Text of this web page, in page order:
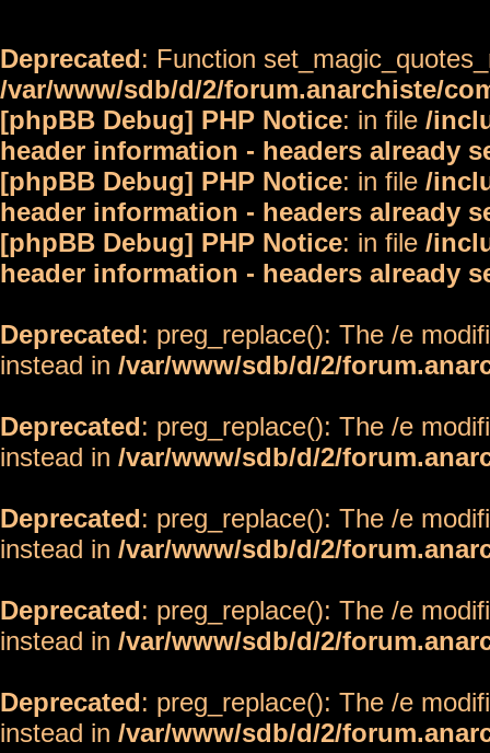
Deprecated: Function
/var/www/sdb/d/2/forum.anarchiste/
[phpBB Debug] PHP Notice: in file /
header information - headers already
[phpBB Debug] PHP Notice: in file /
header information - headers already
[phpBB Debug] PHP Notice: in file /
header information - headers already
Deprecated: preg_replace(): The /e
instead in /var/www/sdb/d/2/
Deprecated: preg_replace(): The /e
instead in /var/www/sdb/d/2/
Deprecated: preg_replace(): The /e
instead in /var/www/sdb/d/2/
Deprecated: preg_replace(): The /e
instead in /var/www/sdb/d/2/
Deprecated: preg_replace(): The /e
instead in /var/www/sdb/d/2/